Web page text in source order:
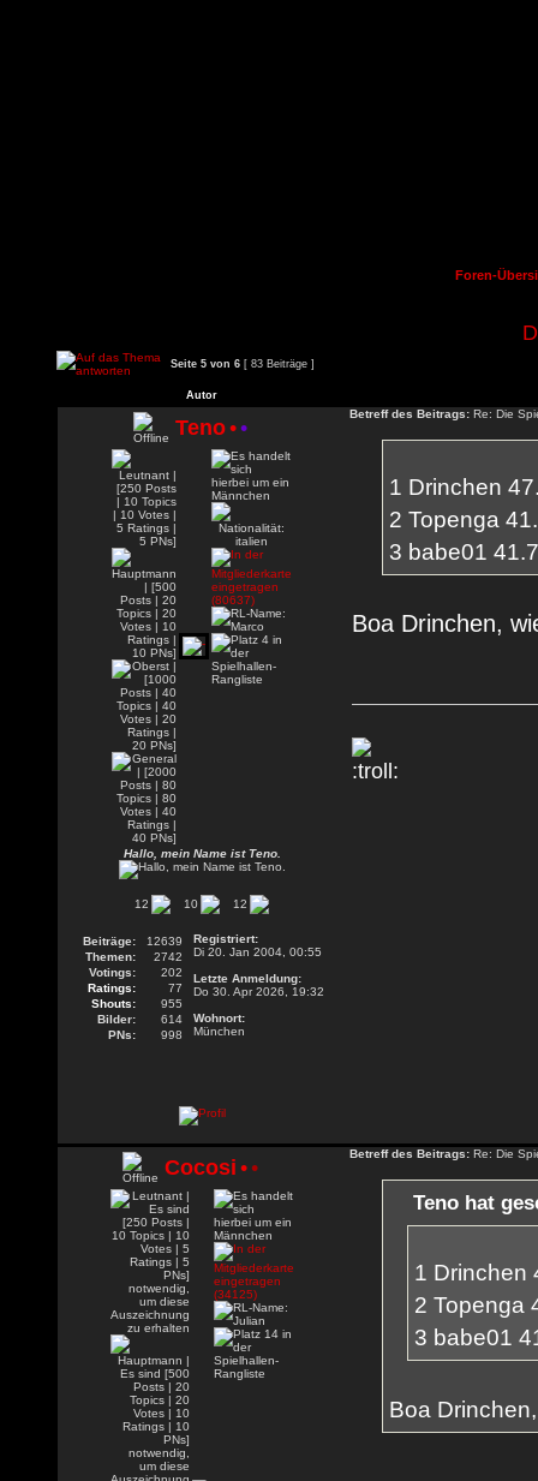
Foren-
Seite 5 von 6 [ 83 Beiträge ]
Autor
Teno••
Hallo, mein Name ist Teno.
12 10 12
Beiträge:
12639
Themen:
2742
Votings:
202
Ratings:
77
Shouts:
955
Bilder:
614
PNs:
998
Registriert:
Di 20. Jan 2004, 00:55
Letzte Anmeldung:
Do 30. Apr 2026, 19:32
Wohnort:
München
Betreff des Beitrags: Re: Die
1 Drinchen
2 Topenga
3 babe01
Boa Drinchen,
Cocosi ••
Betreff des Beitrags: Re: Die
Teno hat
1 Drinchen
2 Topenga
3 babe01
Boa